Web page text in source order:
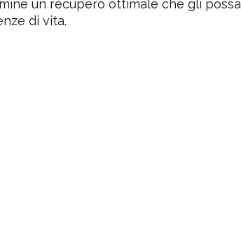
un recupero ottimale che gli possa
di vita.